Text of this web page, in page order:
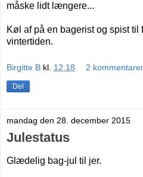
måske lidt længere...
Køl af på en bagerist og spist til
vintertiden.
Birgitte B kl. 12.18 2
Del
mandag den 28. december 2015
Julestatus
Glædelig bag-jul til jer.